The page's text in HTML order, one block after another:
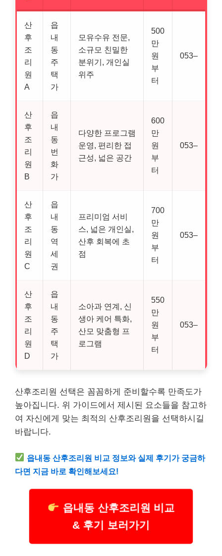
산
후
조
리
원
A
읍
내
동
주
택
가
모유수유 전문,
소규모 친밀한
분위기, 개인실
위주
500
만
원
부
터
053–
산
후
조
리
원
B
읍
내
동
번
화
가
다양한 프로그램
운영, 편리한 접
근성, 넓은 공간
600
만
원
부
터
053–
산
후
조
리
원
C
읍
내
동
역
세
권
프리미엄 서비
스, 넓은 개인실,
산후 회복에 초
점
700
만
원
부
터
053–
산
후
조
리
원
D
읍
내
동
주
택
가
소아과 연계, 신
생아 케어 특화,
산모 맞춤형 프
로그램
550
만
원
부
터
053–
산후조리원 선택은 꼼꼼하게 준비할수록 만족도가
높아집니다. 위 가이드에서 제시된 요소들을 참고하
여 자신에게 맞는 최적의 산후조리원을 선택하시길
바랍니다.
읍내동 산후조리원 비교 정보와 실제 후기가 궁금하
다면 지금 바로 확인해보세요!
읍내동 산후조리원 비교
& 후기 보러가기